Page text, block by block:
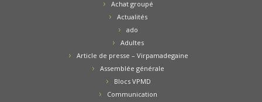
Achat groupé
Actualités
ado
Adultes
Article de presse – Virpamadegaine
Assemblée générale
Blocs VPMD
Communication